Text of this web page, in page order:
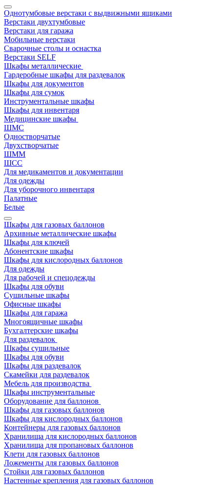
Однотумбовые верстаки с выдвижными ящиками
Верстаки двухтумбовые
Верстаки для гаража
Мобильные верстаки
Сварочные столы и оснастка
Верстаки SELF
Шкафы металлические
Гардеробные шкафы для раздевалок
Шкафы для документов
Шкафы для сумок
Инструментальные шкафы
Шкафы для инвентаря
Медицинские шкафы
ШМС
Одностворчатые
Двухстворчатые
ШММ
ШСС
Для медикаментов и документации
Для одежды
Для уборочного инвентаря
Палатные
Белые
Шкафы для газовых баллонов
Архивные металлические шкафы
Шкафы для ключей
Абонентские шкафы
Шкафы для кислородных баллонов
Для одежды
Для рабочей и спецодежды
Шкафы для обуви
Сушильные шкафы
Офисные шкафы
Шкафы для гаража
Многоящичные шкафы
Бухгалтерские шкафы
Для раздевалок
Шкафы сушильные
Шкафы для обуви
Шкафы для раздевалок
Скамейки для раздевалок
Мебель для производства
Шкафы инструментальные
Оборудование для баллонов
Шкафы для газовых баллонов
Шкафы для кислородных баллонов
Контейнеры для газовых баллонов
Хранилища для кислородных баллонов
Хранилища для пропановых баллонов
Клети для газовых баллонов
Ложементы для газовых баллонов
Стойки для газовых баллонов
Настенные крепления для газовых баллонов